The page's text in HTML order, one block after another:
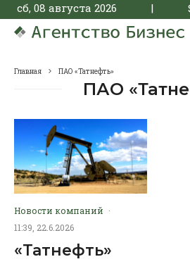
сб, 08 августа 2026 |
Главная ПАО «Татнефть»
ПАО
Новости компаний ·
11:39, 22.6.2026
«Татнефть»